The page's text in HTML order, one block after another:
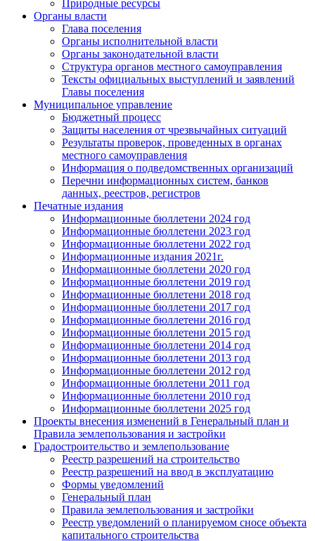
Природные ресурсы
Органы власти
Глава поселения
Органы исполнительной власти
Органы законодательной власти
Структура органов местного самоуправления
Тексты официальных выступлений и заявлений
Главы поселения
Муниципальное управление
Бюджетный процесс
Защиты населения от чрезвычайных ситуаций
Результаты проверок, проведенных в органах
местного самоуправления
Информация о подведомственных организаций
Перечни информационных систем, банков
данных, реестров, регистров
Печатные издания
Информационные бюллетени 2024 год
Информационные бюллетени 2023 год
Информационные бюллетени 2022 год
Информационные издания 2021г.
Информационные бюллетени 2020 год
Информационные бюллетени 2019 год
Информационные бюллетени 2018 год
Информационные бюллетени 2017 год
Информационные бюллетени 2016 год
Информационные бюллетени 2015 год
Информационные бюллетени 2014 год
Информационные бюллетени 2013 год
Информационные бюллетени 2012 год
Информационные бюллетени 2011 год
Информационные бюллетени 2010 год
Информационные бюллетени 2025 год
Проекты внесения изменений в Генеральный план и
Правила землепользования и застройки
Градостроительство и землепользование
Реестр разрешений на строительство
Реестр разрешений на ввод в эксплуатацию
Формы уведомлений
Генеральный план
Правила землепользования и застройки
Реестр уведомлений о планируемом сносе объекта
капитального строительства